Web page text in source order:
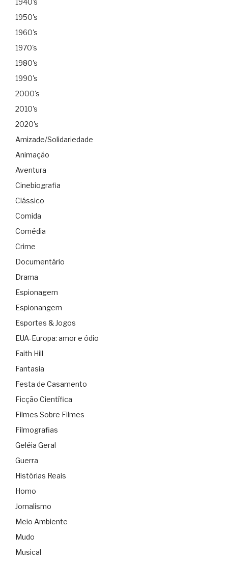
1950's
1960's
1970's
1980's
1990's
2000's
2010's
2020's
Amizade/Solidariedade
Animação
Aventura
Cinebiografia
Clássico
Comida
Comédia
Crime
Documentário
Drama
Espionagem
Espionangem
Esportes & Jogos
EUA-Europa: amor e ódio
Faith Hill
Fantasia
Festa de Casamento
Ficção Científica
Filmes Sobre Filmes
Filmografias
Geléia Geral
Guerra
Histórias Reais
Homo
Jornalismo
Meio Ambiente
Mudo
Musical